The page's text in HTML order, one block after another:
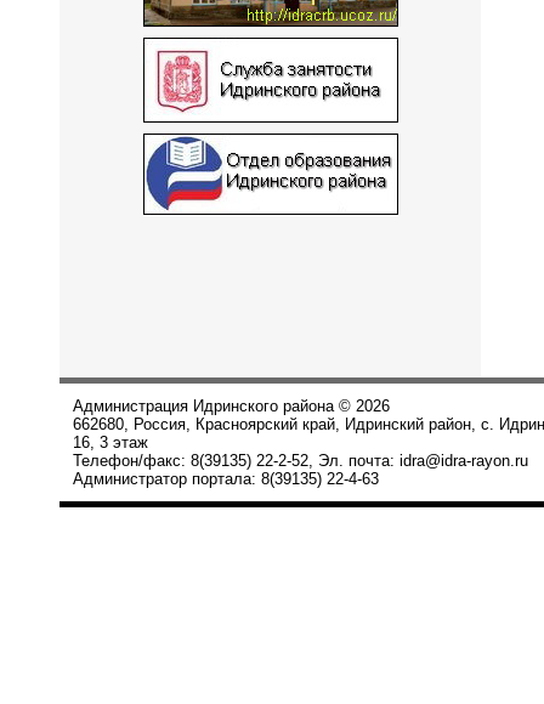
Администрация Идринского района © 2026
662680, Россия, Красноярский край, Идринский район, с.
16, 3 этаж
Телефон/факс: 8(39135) 22-2-52, Эл. почта: idra@idra-rayon.ru
Администратор портала: 8(39135) 22-4-63